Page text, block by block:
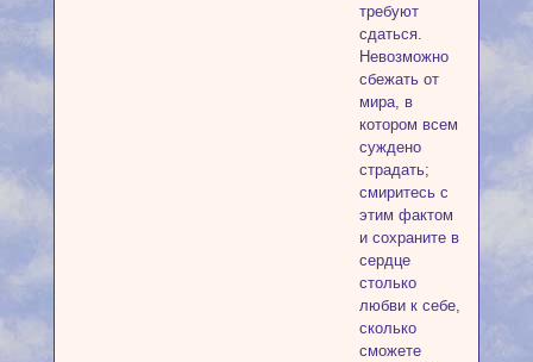
требуют
сдаться.
Невозможно
сбежать от
мира, в
котором всем
суждено
страдать;
смиритесь с
этим фактом
и сохраните в
сердце
столько
любви к себе,
сколько
сможете